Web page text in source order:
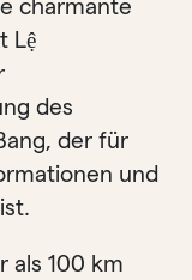
charmante
Lệ
des
der für
und
als 100 km